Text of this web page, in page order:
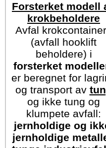
Forsterket modell
krokbeholdere
Avfal
(avfall hooklift
beholdere) i
forsterket
er beregnet for
og transport av
og ikke tung og
klumpete avfall:
jernholdige og
jernholdige